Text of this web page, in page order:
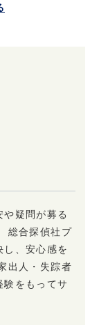
質問など
疑問が募る
総合探偵社プ
、安心感を
出人・失踪者
験をもってサ